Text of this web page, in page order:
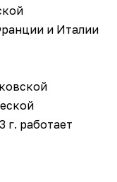
и Италии
г. работает